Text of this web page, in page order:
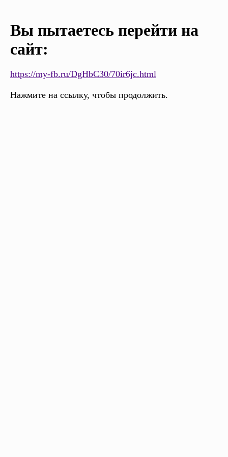
Вы пытаетесь перейти на
сайт:
https://my-fb.ru/DgHbC30/70ir6jc.html
Нажмите на ссылку, чтобы продолжить.